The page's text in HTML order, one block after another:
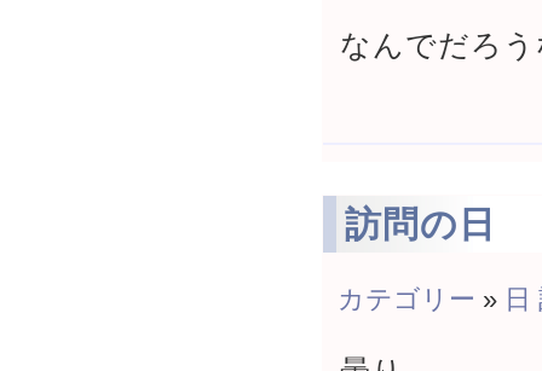
なんでだろ
訪問の日
カテゴリー » 日